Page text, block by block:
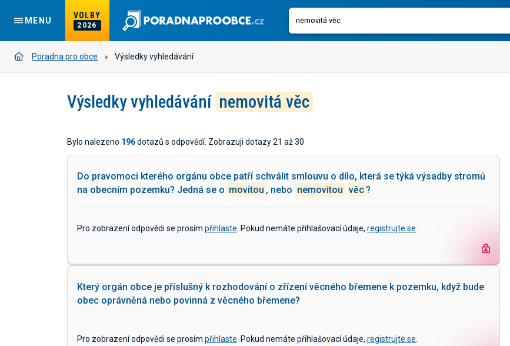
MENU
VOLBY
2026
Poradna pro obce Výsledky vyhledávání
Výsledky vyhledávání nemovitá věc
Bylo nalezeno 196dotazů s odpovědí. Zobrazuji dotazy 21 až 30
Do pravomoci kterého orgánu obce patří schválit smlouvu o dílo, která se týká výsadby stromů
na obecním pozemku? Jedná se o movitou , nebo nemovitou věc?
Pro zobrazení odpovědi se prosím přihlaste . Pokud nemáte přihlašovací údaje, registrujte se
Který orgán obce je příslušný k rozhodování o zřízení věcného břemene k pozemku, když bude
obec oprávněná nebo povinná z věcného břemene?
Pro zobrazení odpovědi se prosím přihlaste . Pokud nemáte přihlašovací údaje, registrujte se